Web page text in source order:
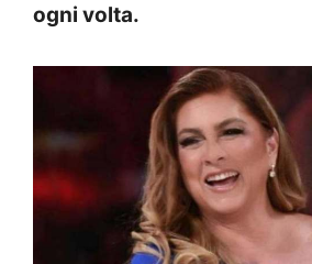
ogni volta.